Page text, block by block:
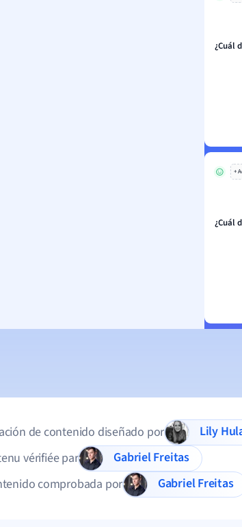
¿Cuál
+
¿Cuál
de contenido diseñado por
Lily
vérifiée par
Gabriel Freitas
comprobada por
Gabriel Freitas